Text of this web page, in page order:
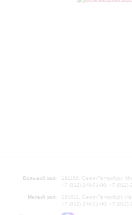
Большой зал:
191186, Санкт-Петербург,
+7 (812) 240-01-00, +7 (812)
Малый зал:
191011, Санкт-Петербург,
+7 (812) 240-01-00, +7 (812)